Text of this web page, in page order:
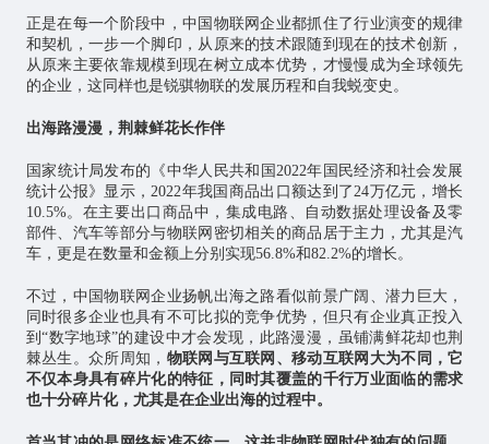
正是在每一个阶段中，中国物联网企业都抓住了行业演变的规律
和契机，一步一个脚印，从原来的技术跟随到现在的技术创新，
从原来主要依靠规模到现在树立成本优势，才慢慢成为全球领先
的企业，这同样也是锐骐物联的发展历程和自我蜕变史。
出海路漫漫，荆棘鲜花长作伴
国家统计局发布的《中华人民共和国2022年国民经济和社会发展
统计公报》显示，2022年我国商品出口额达到了24万亿元，增长
10.5%。在主要出口商品中，集成电路、自动数据处理设备及零
部件、汽车等部分与物联网密切相关的商品居于主力，尤其是汽
车，更是在数量和金额上分别实现56.8%和82.2%的增长。
不过，中国物联网企业扬帆出海之路看似前景广阔、潜力巨大，
同时很多企业也具有不可比拟的竞争优势，但只有企业真正投入
到“数字地球”的建设中才会发现，此路漫漫，虽铺满鲜花却也荆
棘丛生。众所周知， 物联网与互联网、移动互联网大为不同，它
不仅本身具有碎片化的特征，同时其覆盖的千行万业面临的需求
也十分碎片化，尤其是在企业出海的过程中。